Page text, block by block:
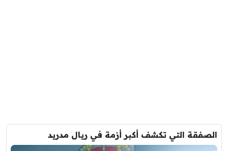
الصفقة التي تكشف أكبر أزمة في ريال مدريد